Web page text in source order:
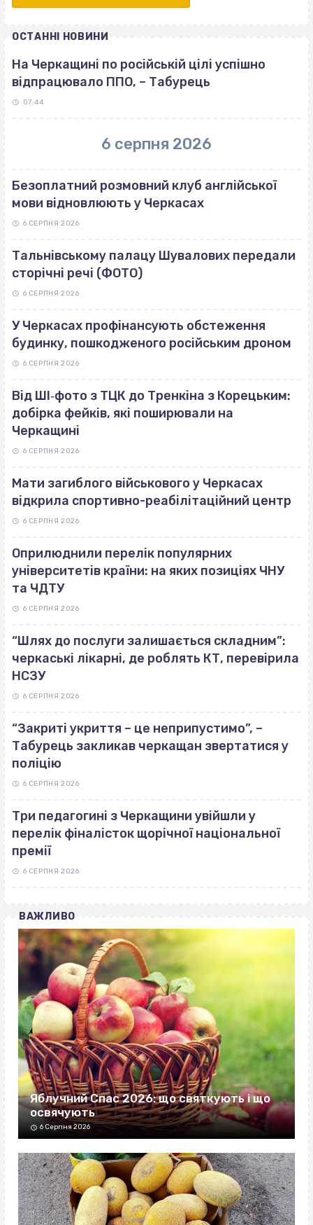
ОСТАННІ НОВИНИ
На Черкащині по російській цілі успішно
відпрацювало ППО, – Табурець
07:44
6 серпня 2026
Безоплатний розмовний клуб англійської
мови відновлюють у Черкасах
6 СЕРПНЯ 2026
Тальнівському палацу Шувалових передали
сторічні речі (ФОТО)
6 СЕРПНЯ 2026
У Черкасах профінансують обстеження
будинку, пошкодженого російським дроном
6 СЕРПНЯ 2026
Від ШІ‐фото з ТЦК до Тренкіна з Корецьким:
добірка фейків, які поширювали на
Черкащині
6 СЕРПНЯ 2026
Мати загиблого військового у Черкасах
відкрила спортивно-реабілітаційний центр
6 СЕРПНЯ 2026
Оприлюднили перелік популярних
університетів країни: на яких позиціях ЧНУ
та ЧДТУ
6 СЕРПНЯ 2026
“Шлях до послуги залишається складним”:
черкаські лікарні, де роблять КТ, перевірила
НСЗУ
6 СЕРПНЯ 2026
“Закриті укриття – це неприпустимо”, –
Табурець закликав черкащан звертатися у
поліцію
6 СЕРПНЯ 2026
Три педагогині з Черкащини увійшли у
перелік фіналісток щорічної національної
премії
6 СЕРПНЯ 2026
ВАЖЛИВО
Яблучний Спас 2026: що святкують і що
освячують
6 Серпня 2026